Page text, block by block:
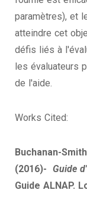
paramètres), et
atteindre cet
défis liés à
les évaluateurs
de l'aide.
Works Cited:
Buchanan-
(2016)- Guide
Guide ALNAP.